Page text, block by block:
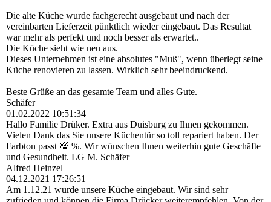
Die alte Küche wurde fachgerecht ausgebaut und nach der
vereinbarten Lieferzeit pünktlich wieder eingebaut. Das Resultat
war mehr als perfekt und noch besser als erwartet..
Die Küche sieht wie neu aus.
Dieses Unternehmen ist eine absolutes "Muß", wenn überlegt seine
Küche renovieren zu lassen. Wirklich sehr beeindruckend.
Beste Grüße an das gesamte Team und alles Gute.
Schäfer
01.02.2022 10:51:34
Hallo Familie Drüker. Extra aus Duisburg zu Ihnen gekommen.
Vielen Dank das Sie unsere Küchentür so toll repariert haben. Der
Farbton passt 💯 %. Wir wünschen Ihnen weiterhin gute Geschäfte
und Gesundheit. LG M. Schäfer
Alfred Heinzel
04.12.2021 17:26:51
Am 1.12.21 wurde unsere Küche eingebaut. Wir sind sehr